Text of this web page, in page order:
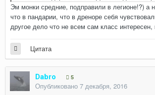
Эм монки средние, подправили в легионе!?) а
что в пандарии, что в дреноре себя
другое дело что не всем сам класс
Цитата
Dabro 5
Опубликовано 7 декабря, 2016